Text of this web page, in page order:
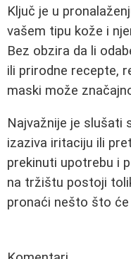
Ključ je u
vašem tipu kože i
Bez obzira da li
ili prirodne recepte,
maski može
Najvažnije je slušati
izaziva iritaciju ili
prekinuti upotrebu i
na tržištu postoji
pronaći nešto što